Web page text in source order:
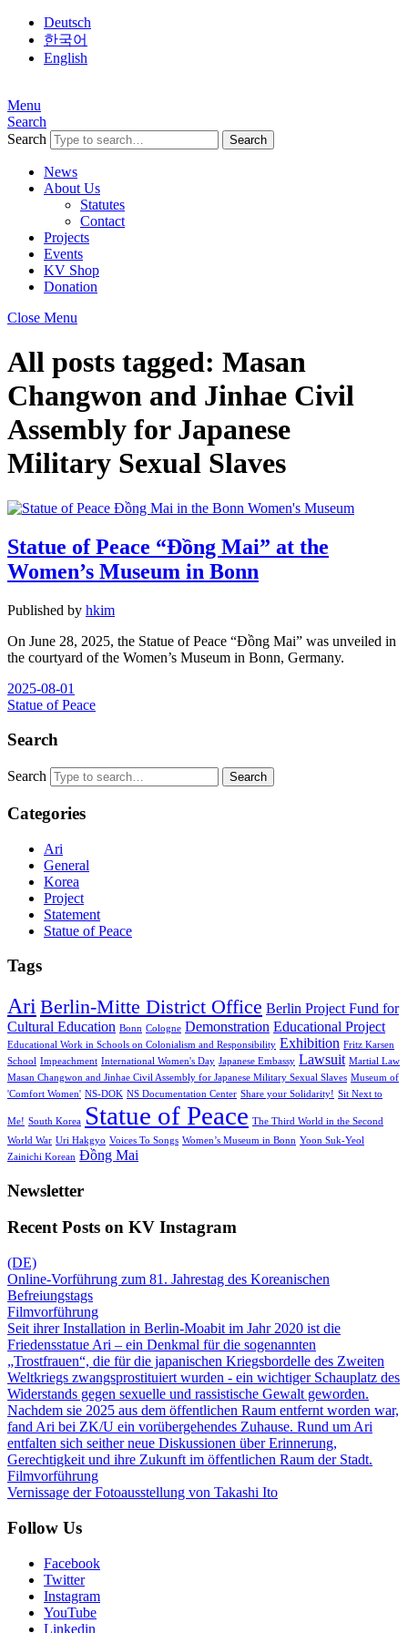
Deutsch
한국어
English
Menu
Search
Search
News
About Us
Statutes
Contact
Projects
Events
KV Shop
Donation
Close Menu
All posts tagged: Masan
Changwon and Jinhae Civil
Assembly for Japanese
Military Sexual Slaves
Statue of Peace “Đồng Mai” at the
Women’s Museum in Bonn
Published by hkim
On June 28, 2025, the Statue of Peace “Đồng Mai” was unveiled in
the courtyard of the Women’s Museum in Bonn, Germany.
2025-08-01
Statue of Peace
Search
Search
Categories
Ari
General
Korea
Project
Statement
Statue of Peace
Tags
Ari Berlin-Mitte District Office Berlin Project Fund for
Cultural Education Bonn Cologne Demonstration Educational Project
Educational Work in Schools on Colonialism and Responsibility Exhibition Fritz Karsen
School Impeachment International Women's Day Japanese Embassy Lawsuit Martial Law
Masan Changwon and Jinhae Civil Assembly for Japanese Military Sexual Slaves Museum of
'Comfort Women' NS-DOK NS Documentation Center Share your Solidarity! Sit Next to
Me! South Korea Statue of Peace The Third World in the Second
World War Uri Hakgyo Voices To Songs Women’s Museum in Bonn Yoon Suk-Yeol
Zainichi Korean Đồng Mai
Newsletter
Recent Posts on KV Instagram
(DE)
Online-Vorführung zum 81. Jahrestag des Koreanischen
Befreiungstags
Filmvorführung
Seit ihrer Installation in Berlin-Moabit im Jahr 2020 ist die
Friedensstatue Ari – ein Denkmal für die sogenannten
„Trostfrauen“, die für die japanischen Kriegsbordelle des Zweiten
Weltkriegs zwangsprostituiert wurden - ein wichtiger Schauplatz des
Widerstands gegen sexuelle und rassistische Gewalt geworden.
Nachdem sie 2025 aus dem öffentlichen Raum entfernt worden war,
fand Ari bei ZK/U ein vorübergehendes Zuhause. Rund um Ari
entfalten sich seither neue Diskussionen über Erinnerung,
Gerechtigkeit und ihre Zukunft im öffentlichen Raum der Stadt.
Filmvorführung
Vernissage der Fotoausstellung von Takashi Ito
Follow Us
Facebook
Twitter
Instagram
YouTube
Linkedin